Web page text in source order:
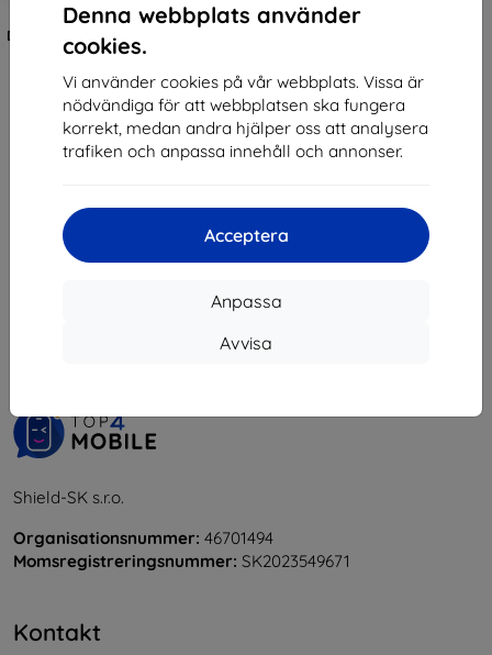
Denna webbplats använder
cookies.
Vi använder cookies på vår webbplats. Vissa är
nödvändiga för att webbplatsen ska fungera
korrekt, medan andra hjälper oss att analysera
trafiken och anpassa innehåll och annonser.
Acceptera
Anpassa
Avvisa
3mk TechWrap Matte Center
Display Protective film for Dodge
Durango 2014–2017 8,4"
353 kr
I lager 3 st
Shield-SK s.r.o.
Organisationsnummer: 46701494
Momsregistreringsnummer: SK2023549671
Kontakt